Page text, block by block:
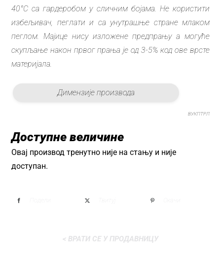
40°C са гардеробом у сличним бојама. Не користити
избељивач, пеглати и са унутрашње стране млаком
пеглом. Мајице нису изложене предпрању а могуће
скупљање након првог прања је од 3-5% код ове врсте
материјала.
Димензије производа
ВУКПТРЛ
Доступне величине
Овај производ тренутно није на стању и није
доступан.
< ВРАТИ СЕ У ПРОДАВНИЦУ